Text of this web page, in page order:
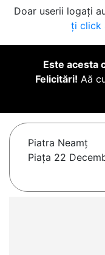
Doar userii logați
ți click
Este acesta
Felicitări! Aă
Piatra Neamţ
Piața 22